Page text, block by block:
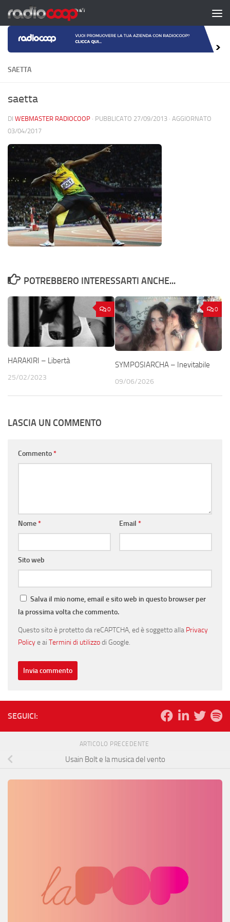
Salta al contenuto
SAETTA
saetta
DI WEBMASTER RADIOCOOP · PUBBLICATO 27/09/2013 · AGGIORNATO
03/04/2017
POTREBBERO INTERESSARTI ANCHE...
0
HARAKIRI – Libertà
25/02/2023
0
SYMPOSIARCHA – Inevitabile
09/06/2026
LASCIA UN COMMENTO
Commento*
Nome* Email *
Sito web
Salva il mio nome, email e sito web in questo browser per
la prossima volta che commento.
Questo sito è protetto da reCAPTCHA, ed è soggetto alla Privacy
Policye ai Termini di utilizzodi Google.
SEGUICI:
ARTICOLO PRECEDENTE
Usain Bolt e la musica del vento